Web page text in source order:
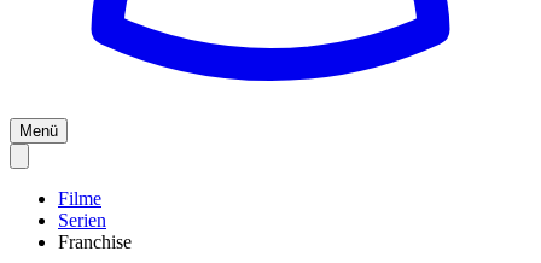
Menü
Filme
Serien
Franchise